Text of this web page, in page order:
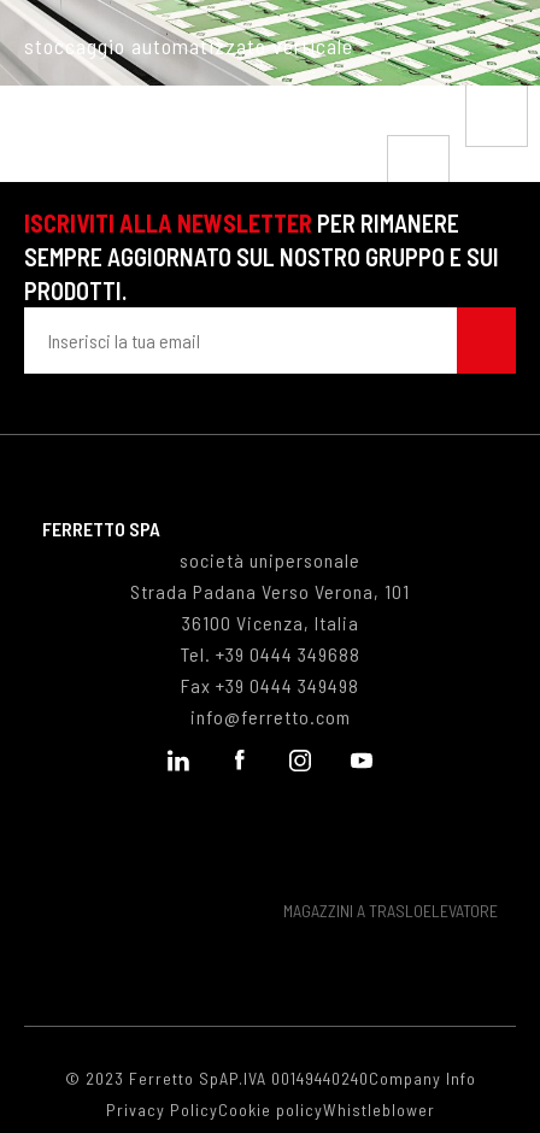
stoccaggio automatizzato verticale
ISCRIVITI ALLA NEWSLETTER PER RIMANERE
SEMPRE AGGIORNATO SUL NOSTRO GRUPPO E SUI
PRODOTTI.
FERRETTO SPA
società unipersonale
Strada Padana Verso Verona, 101
36100 Vicenza, Italia
Tel. +39 0444 349688
Fax +39 0444 349498
info@ferretto.com
MAGAZZINI A TRASLOELEVATORE
© 2023 Ferretto SpAP.IVA 00149440240Company Info
Privacy PolicyCookie policyWhistleblower